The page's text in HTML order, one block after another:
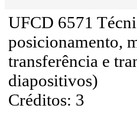
UFCD 6571
posicionamento,
transferência e
diapositivos)
Créditos: 3